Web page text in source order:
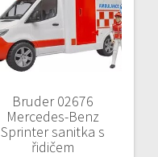
Bruder 02676
Mercedes-Benz
Sprinter sanitka s
řidičem